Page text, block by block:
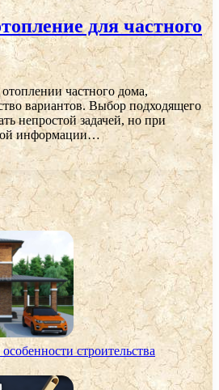
для частного
частного дома,
вариантов. Выбор подходящего
непростой задачей, но при
информации…
строительства